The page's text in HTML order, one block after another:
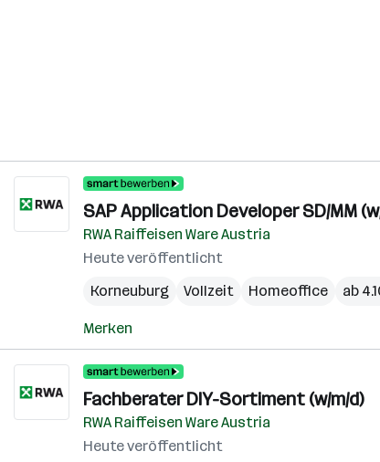
SAP Application Developer SD/MM
RWA Raiffeisen Ware Austria
Heute veröffentlicht
Korneuburg
Vollzeit Homeoffice ab
Merken
Fachberater DIY-Sortiment (w/m/d)
RWA Raiffeisen Ware Austria
Heute veröffentlicht